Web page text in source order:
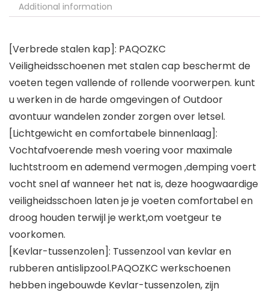
Additional information
[Verbrede stalen kap]: PAQOZKC
Veiligheidsschoenen met stalen cap beschermt de
voeten tegen vallende of rollende voorwerpen. kunt
u werken in de harde omgevingen of Outdoor
avontuur wandelen zonder zorgen over letsel.
[Lichtgewicht en comfortabele binnenlaag]:
Vochtafvoerende mesh voering voor maximale
luchtstroom en ademend vermogen ,demping voert
vocht snel af wanneer het nat is, deze hoogwaardige
veiligheidsschoen laten je je voeten comfortabel en
droog houden terwijl je werkt,om voetgeur te
voorkomen.
[Kevlar-tussenzolen]: Tussenzool van kevlar en
rubberen antislipzool.PAQOZKC werkschoenen
hebben ingebouwde Kevlar-tussenzolen, zijn